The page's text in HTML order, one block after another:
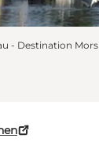
- Destination Mors